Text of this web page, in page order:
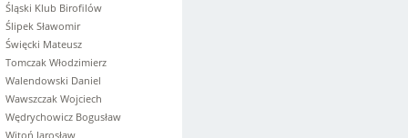
Śląski Klub Birofilów
Ślipek Sławomir
Święcki Mateusz
Tomczak Włodzimierz
Walendowski Daniel
Wawszczak Wojciech
Wędrychowicz Bogusław
Witoń Jarosław